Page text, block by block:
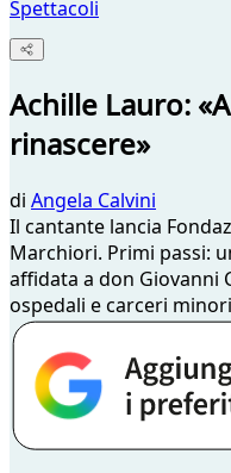
Spettacoli
Achille Lauro:
rinascere»
di Angela Calvini
Il cantante lancia
Marchiori. Primi passi:
affidata a don Giovanni
ospedali e carceri